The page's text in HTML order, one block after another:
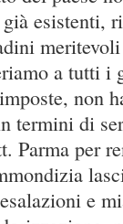
esistenti,
a tutti i
non
termini di
Parma per
e